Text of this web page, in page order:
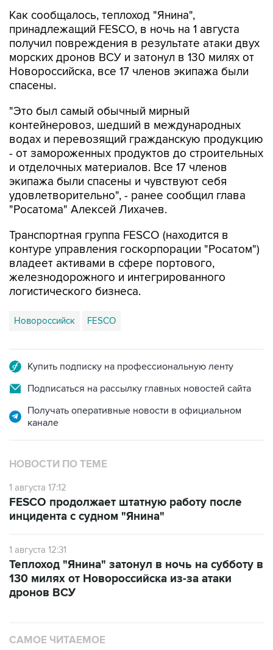
Как сообщалось, теплоход "Янина",
принадлежащий FESCO, в ночь на 1 августа
получил повреждения в результате атаки двух
морских дронов ВСУ и затонул в 130 милях от
Новороссийска, все 17 членов экипажа были
спасены.
"Это был самый обычный мирный
контейнеровоз, шедший в международных
водах и перевозящий гражданскую продукцию
- от замороженных продуктов до строительных
и отделочных материалов. Все 17 членов
экипажа были спасены и чувствуют себя
удовлетворительно", - ранее сообщил глава
"Росатома" Алексей Лихачев.
Транспортная группа FESCO (находится в
контуре управления госкорпорации "Росатом")
владеет активами в сфере портового,
железнодорожного и интегрированного
логистического бизнеса.
Новороссийск FESCO
Купить подписку на профессиональную ленту
Подписаться на рассылку главных новостей сайта
Получать оперативные новости в официальном
канале
НОВОСТИ ПО ТЕМЕ
1 августа 17:12
FESCO продолжает штатную работу после
инцидента с судном "Янина"
1 августа 12:31
Теплоход "Янина" затонул в ночь на субботу в
130 милях от Новороссийска из-за атаки
дронов ВСУ
САМОЕ ЧИТАЕМОЕ